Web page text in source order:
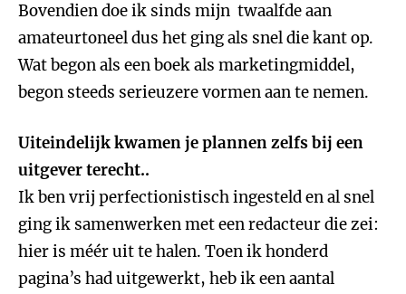
Bovendien doe ik sinds mijn twaalfde aan
amateurtoneel dus het ging als snel die kant op.
Wat begon als een boek als marketingmiddel,
begon steeds serieuzere vormen aan te nemen.
Uiteindelijk kwamen je plannen zelfs bij een
uitgever terecht..
Ik ben vrij perfectionistisch ingesteld en al snel
ging ik samenwerken met een redacteur die zei:
hier is méér uit te halen. Toen ik honderd
pagina’s had uitgewerkt, heb ik een aantal